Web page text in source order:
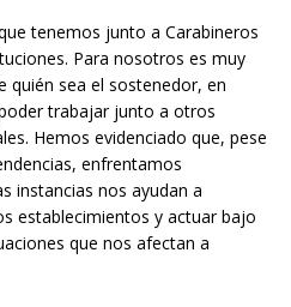
tenemos junto a Carabineros
Para nosotros es muy
quién sea el sostenedor, en
trabajar junto a otros
Hemos evidenciado que, pese
enfrentamos
instancias nos ayudan a
establecimientos y actuar bajo
que nos afectan a